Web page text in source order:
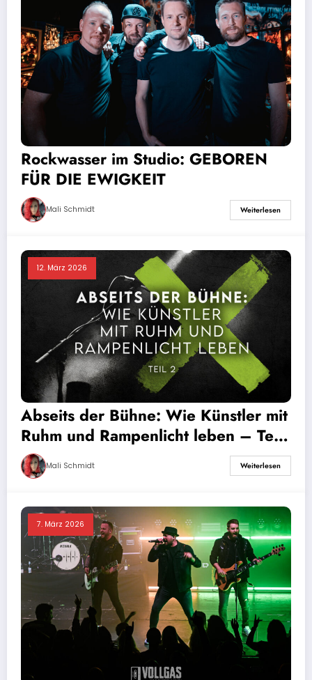
Rockwasser im Studio: GEBOREN
FÜR DIE EWIGKEIT
Mali Schmidt Weiterlesen
12. März 2026
Abseits der Bühne: Wie Künstler mit
Ruhm und Rampenlicht leben – Teil
2
Mali Schmidt Weiterlesen
7. März 2026